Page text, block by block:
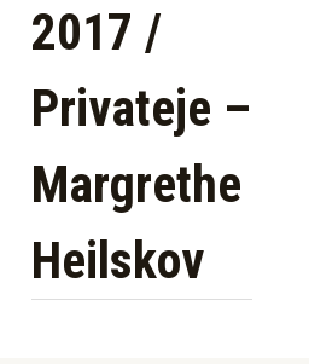
2017 /
Privateje –
Margrethe
Heilskov